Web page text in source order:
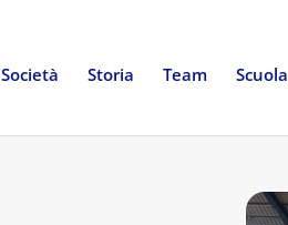
Società Storia Team Scuola